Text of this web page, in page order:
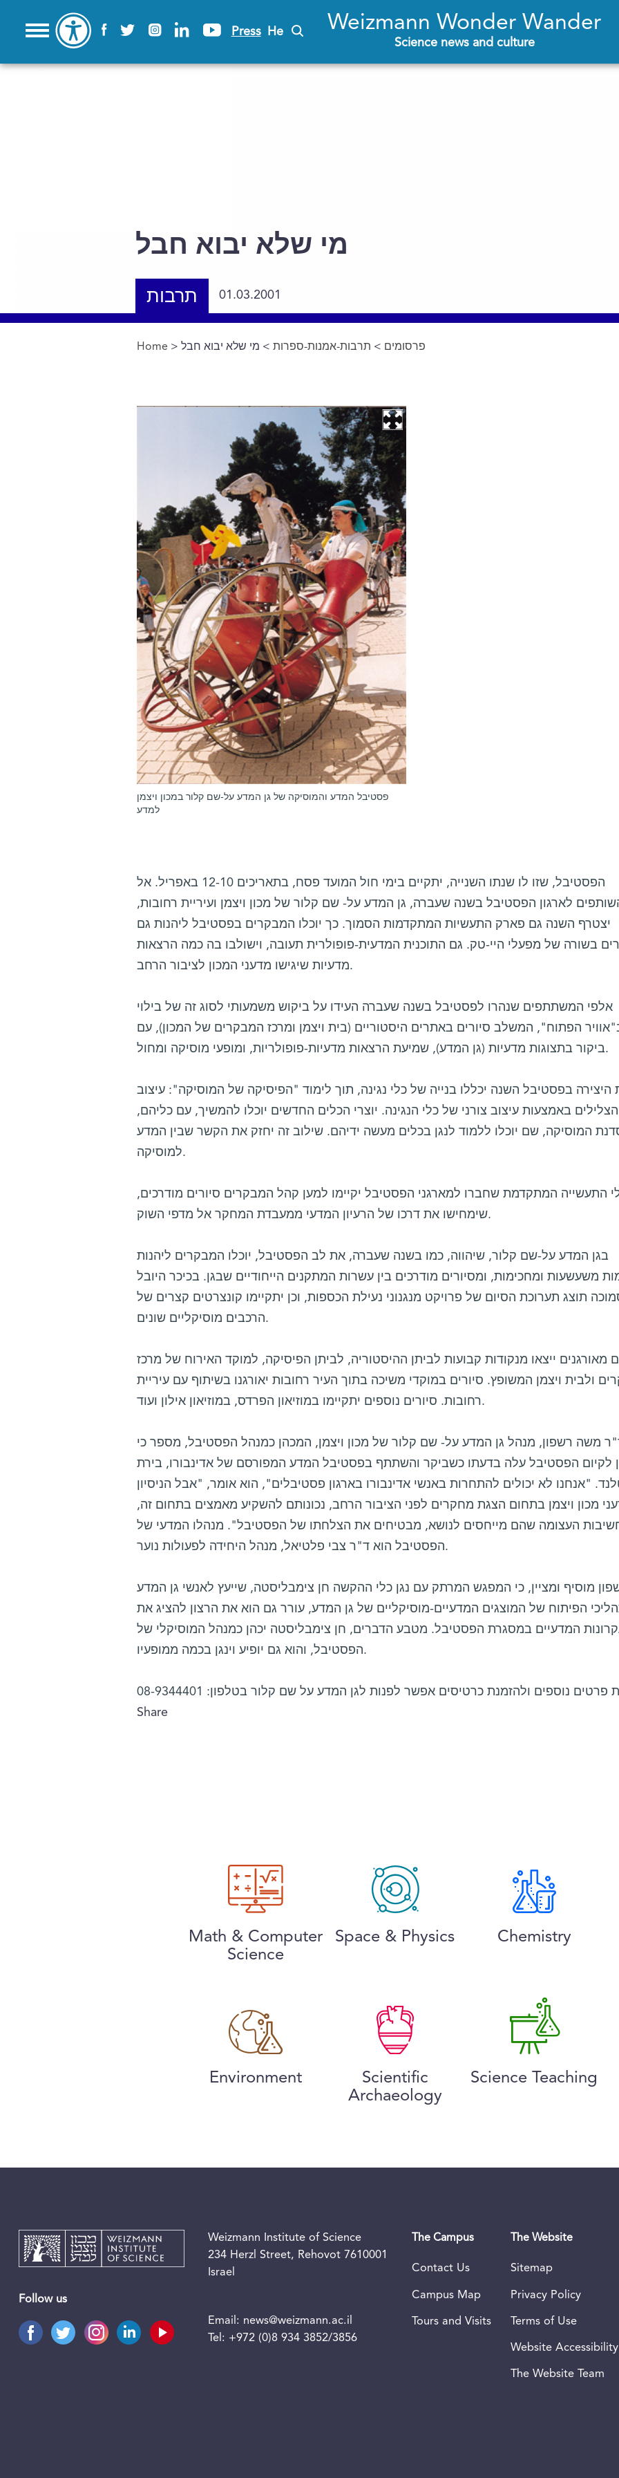
Press He Weizmann Wonder Wander
Science news and culture
מי שלא יבוא חבל
תרבות 01.03.2001
You are here
Home > פרסומים > תרבות-אמנות-ספרות> מי שלא יבוא חבל
פסטיבל המדע והמוסיקה של גן המדע על-שם קלור במכון ויצמן
למדע
הפסטיבל, שזו לו שנתו השנייה, יתקיים בימי חול המועד פסח, בתאריכים 12-10 באפריל. אל
לארגון הפסטיבל בשנה שעברה, גן המדע על- שם קלור של מכון ויצמן ועיריית רחובות,
יצטרף השנה גם פארק התעשיות המתקדמות הסמוך. כך יוכלו המבקרים בפסטיבל ליהנות גם
בשורה של מפעלי היי-טק. גם התוכנית המדעית-פופולרית תעובה, וישולבו בה כמה הרצאות
מדעיות שיגישו מדעני המכון לציבור הרחב.
אלפי המשתתפים שנהרו לפסטיבל בשנה שעברה העידו על ביקוש משמעותי לסוג זה של בילוי
הפתוח", המשלב סיורים באתרים היסטוריים (בית ויצמן ומרכז המבקרים של המכון), עם
ביקור בתצוגות מדעיות (גן המדע), שמיעת הרצאות מדעיות-פופולריות, ומופעי מוסיקה ומחול.
היצירה בפסטיבל השנה יכללו בנייה של כלי נגינה, תוך לימוד "הפיסיקה של המוסיקה": עיצוב
הצלילים באמצעות עיצוב צורני של כלי הנגינה. יוצרי הכלים החדשים יוכלו להמשיך, עם כליהם,
המוסיקה, שם יוכלו ללמוד לנגן בכלים מעשה ידיהם. שילוב זה יחזק את הקשר שבין המדע
למוסיקה.
התעשייה המתקדמת שחברו למארגני הפסטיבל יקיימו למען קהל המבקרים סיורים מודרכים,
שימחישו את דרכו של הרעיון המדעי ממעבדת המחקר אל מדפי השוק.
בגן המדע על-שם קלור, שיהווה, כמו בשנה שעברה, את לב הפסטיבל, יוכלו המבקרים ליהנות
משעשעות ומחכימות, ומסיורים מודרכים בין עשרות המתקנים הייחודיים שבגן. בכיכר היובל
תוצג תערוכת הסיום של פרויקט מנגנוני נעילת הכספות, וכן יתקיימו קונצרטים קצרים של
הרכבים מוסיקליים שונים.
מאורגנים ייצאו מנקודות קבועות לביתן ההיסטוריה, לביתן הפיסיקה, למוקד האירוח של מרכז
ולבית ויצמן המשופץ. סיורים במוקדי משיכה בתוך העיר רחובות יאורגנו בשיתוף עם עיריית
רחובות. סיורים נוספים יתקיימו במוזיאון הפרדס, במוזיאון אילון ועוד.
משה רשפון, מנהל גן המדע על- שם קלור של מכון ויצמן, המכהן כמנהל הפסטיבל, מספר כי
לקיום הפסטיבל עלה בדעתו כשביקר והשתתף בפסטיבל המדע המפורסם של אדינבורו, בירת
"אנחנו לא יכולים להתחרות באנשי אדינבורו בארגון פסטיבלים", הוא אומר, "אבל הניסיון
מכון ויצמן בתחום הצגת מחקרים לפני הציבור הרחב, נכונותם להשקיע מאמצים בתחום זה,
העצומה שהם מייחסים לנושא, מבטיחים את הצלחתו של הפסטיבל". מנהלו המדעי של
הפסטיבל הוא ד"ר צבי פלטיאל, מנהל היחידה לפעולות נוער.
מוסיף ומציין, כי המפגש המרתק עם נגן כלי ההקשה חן צימבליסטה, שייעץ לאנשי גן המדע
הפיתוח של המוצגים המדעיים-מוסיקליים של גן המדע, עורר גם הוא את הרצון להציג את
המדעיים במסגרת הפסטיבל. מטבע הדברים, חן צימבליסטה יכהן כמנהל המוסיקלי של
הפסטיבל, והוא גם יופיע וינגן בכמה ממופעיו.
Share
Math & Computer
Science
Space & Physics Chemistry
Environment
Scientific
Archaeology
Science Teaching
Follow us
Weizmann Institute of Science
234 Herzl Street, Rehovot 7610001
Israel
Email: news@weizmann.ac.il
Tel: +972 (0)8 934 3852/3856
The Campus
Contact Us
Campus Map
Tours and Visits
The Website
Sitemap
Privacy Policy
Terms of Use
Website Accessibility
The Website Team